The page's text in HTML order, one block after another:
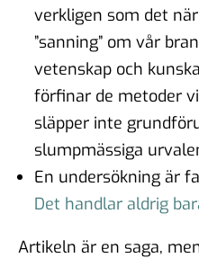
verkligen som det
”sanning” om vår
vetenskap och
förfinar de metoder
släpper inte
slumpmässiga
En undersökning är
Det handlar aldrig
Artikeln är en saga,